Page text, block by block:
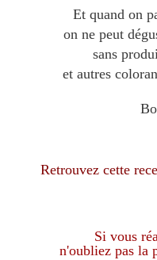
Et quand on
on ne peut
sans
et autres
Retrouvez cette
Si vous
n'oubliez pas la